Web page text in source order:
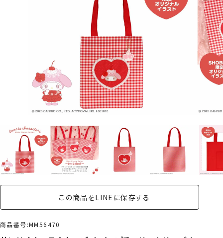
この商品をLINEに保存する
商品番号 MM56470